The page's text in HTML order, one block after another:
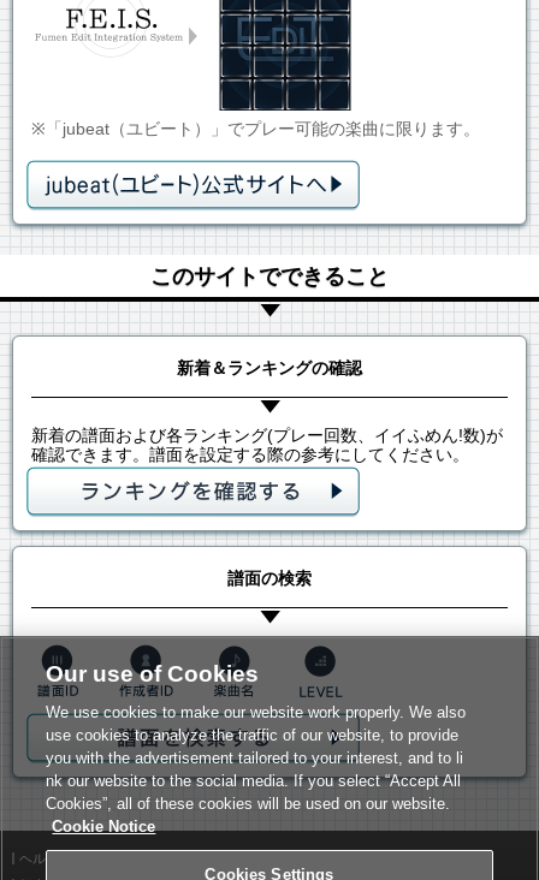
※「jubeat（ユビート）」でプレー可能の楽曲に限ります。
このサイトでできること
新着＆ランキングの確認
新着の譜面および各ランキング(プレー回数、イイふめん!数)が
確認できます。譜面を設定する際の参考にしてください。
譜面の検索
ヘルプ
Our use of Cookies
We use cookies to make our website work properly. We also
use cookies to analyze the traffic of our website, to provide
you with the advertisement tailored to your interest, and to li
nk our website to the social media. If you select “Accept All
Cookies”, all of these cookies will be used on our website.
Cookie Notice
Cookies Settings